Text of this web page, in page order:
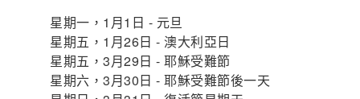
星期一，1月1日 - 元旦
星期五，1月26日 - 澳大利亞日
星期五，3月29日 - 耶穌受難節
星期六，3月30日 - 耶穌受難節後一天